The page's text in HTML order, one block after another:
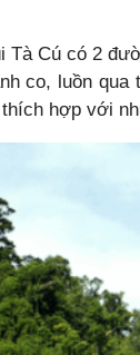
Tà Cú có 2
co, luồn
hợp với